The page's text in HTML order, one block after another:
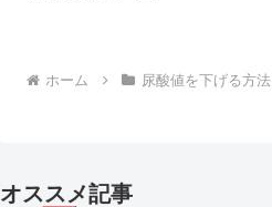
ホーム 尿酸値を下げる方法
オススメ記事